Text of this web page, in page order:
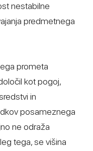
nestabilne
predmetnega
prometa
kot pogoj,
in
posameznega
ne odraža
tega, se višina